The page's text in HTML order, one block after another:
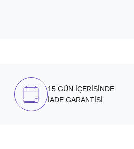
15 GÜN İÇERİSİNDE
İADE GARANTİSİ